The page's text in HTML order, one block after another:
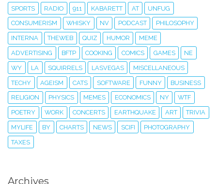
SPORTS RADIO 911 KABARETT AT UNFUG
CONSUMERISM WHISKY NV PODCAST PHILOSOPHY
INTERNA THEWEB QUIZ HUMOR MEME
ADVERTISING BFTP COOKING COMICS GAMES NE
WY LA SQUIRRELS LASVEGAS MISCELLANEOUS
TECHY AGEISM CATS SOFTWARE FUNNY BUSINESS
RELIGION PHYSICS MEMES ECONOMICS NY WTF
POETRY WORK CONCERTS EARTHQUAKE ART TRIVIA
MYLIFE BY CHARTS NEWS SCIFI PHOTOGRAPHY
TAXES
Archives